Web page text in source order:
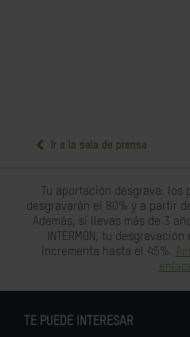
Ir a la sala de prensa
Tu aportación desgrava: los
desgravarán el 80% y a partir
Además, si llevas más de 3
INTERMÓN, tu
incrementa hasta el 45%.
TE PUEDE INTERESAR